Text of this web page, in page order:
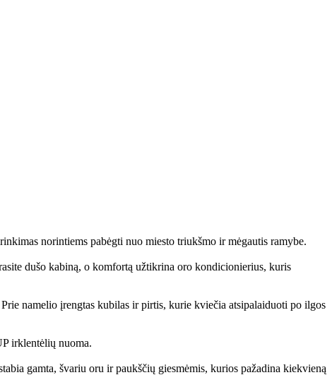
norintiems pabėgti nuo miesto triukšmo ir mėgautis ramybe.
dušo kabiną, o komfortą užtikrina oro kondicionierius, kuris
namelio įrengtas kubilas ir pirtis, kurie kviečia atsipalaiduoti po ilgos
irklentėlių nuoma.
gamta, švariu oru ir paukščių giesmėmis, kurios pažadina kiekvieną